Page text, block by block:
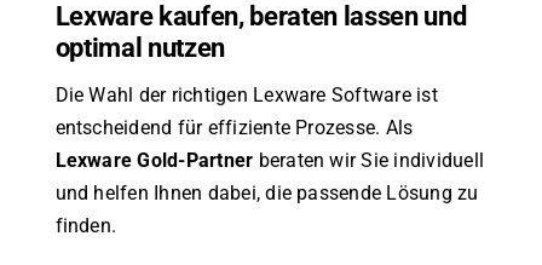
Lexware kaufen, beraten lassen und
optimal nutzen
Die Wahl der richtigen Lexware Software ist
entscheidend für effiziente Prozesse. Als
Lexware Gold-Partner beraten wir Sie individuell
und helfen Ihnen dabei, die passende Lösung zu
finden.